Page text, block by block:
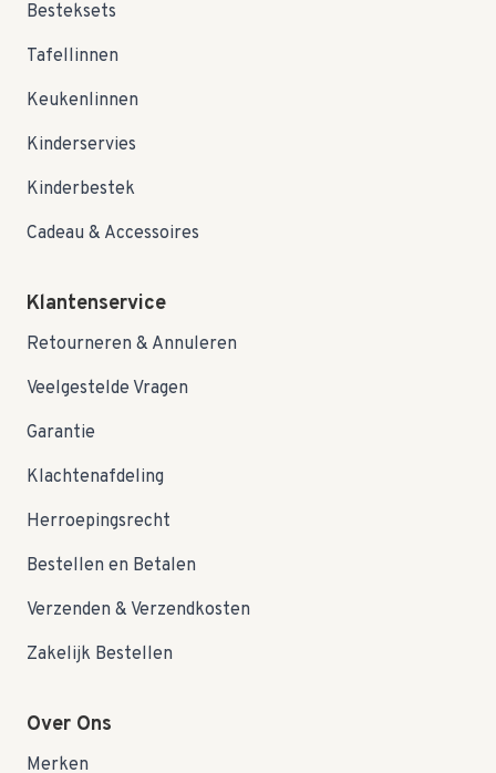
Besteksets
Tafellinnen
Keukenlinnen
Kinderservies
Kinderbestek
Cadeau & Accessoires
Klantenservice
Retourneren & Annuleren
Veelgestelde Vragen
Garantie
Klachtenafdeling
Herroepingsrecht
Bestellen en Betalen
Verzenden & Verzendkosten
Zakelijk Bestellen
Over Ons
Merken